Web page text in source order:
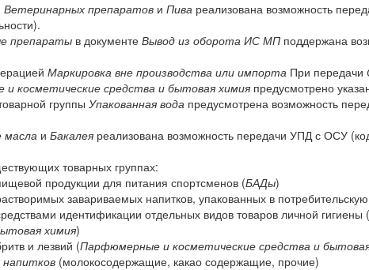
Ветеринарных препаратов и Пива реализована возможность
препараты в документе Вывод из оборота ИС МП поддержана
Маркировка вне производства или импорта При передачи
косметические средства и бытовая химия предусмотрено
группы Упакованная вода предусмотрена возможность
масла и Бакалея реализована возможность передачи УПД с ОСУ
товарных группах:
продукции для питания спортсменов (БАДы)
завариваемых напитков, упакованных в потребительскую
идентификации отдельных видов товаров личной гигиены (
химия)
и лезвий (Парфюмерные и косметические средства и
напитков (молокосодержащие, какао содержащие, прочие)